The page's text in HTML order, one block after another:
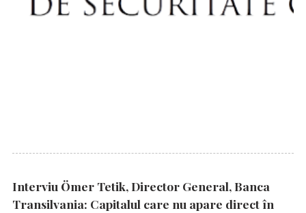
Interviu Ömer Tetik, Director General, Banca
Transilvania: Capitalul care nu apare direct în